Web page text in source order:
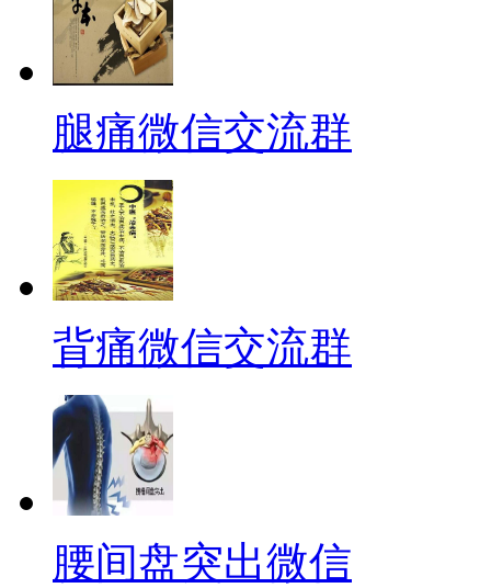
腿痛微信交流群
背痛微信交流群
腰间盘突出微信